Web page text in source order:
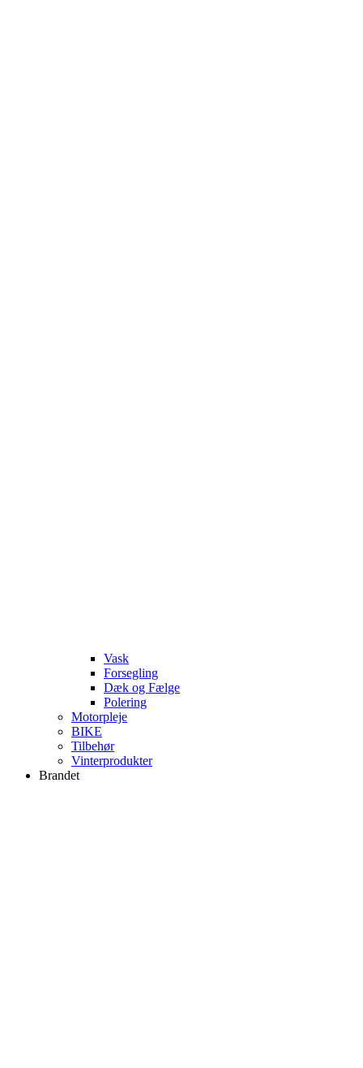
Vask
Forsegling
Dæk og Fælge
Polering
Motorpleje
BIKE
Tilbehør
Vinterprodukter
Brandet